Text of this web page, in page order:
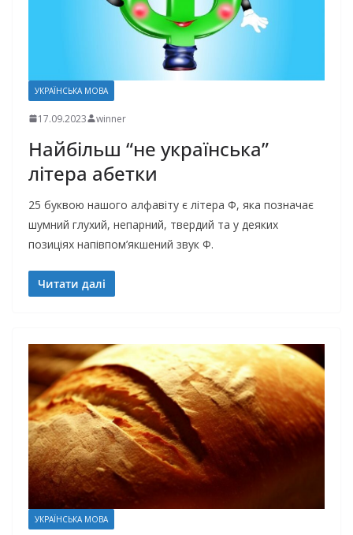
УКРАЇНСЬКА МОВА
17.09.2023 winner
Найбільш “не українська”
літера абетки
25 буквою нашого алфавіту є літера Ф, яка позначає
шумний глухий, непарний, твердий та у деяких
позиціях напівпом’якшений звук Ф.
Читати далі
УКРАЇНСЬКА МОВА